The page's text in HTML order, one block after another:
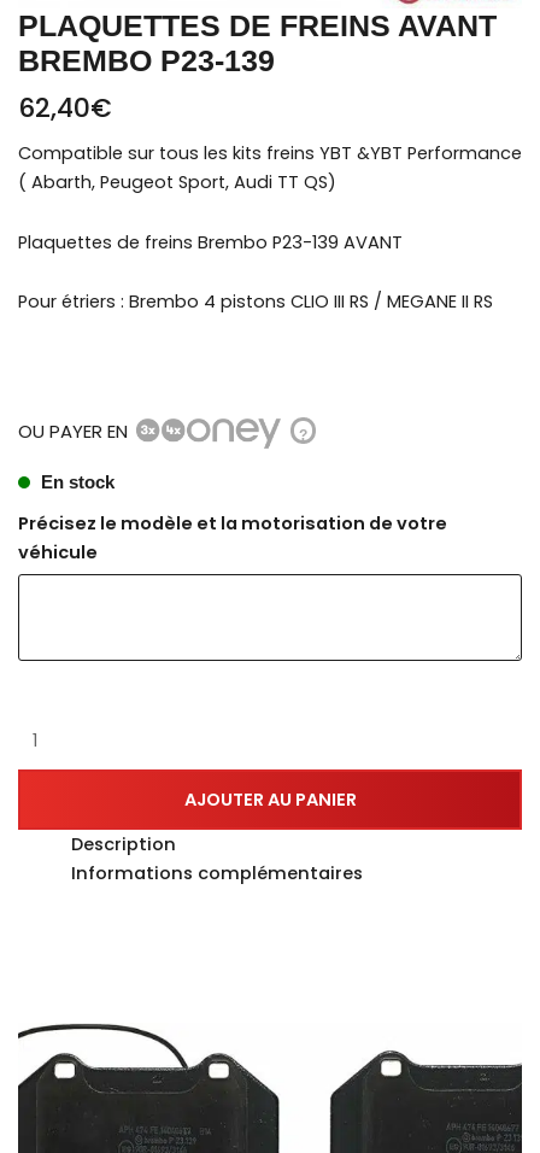
PLAQUETTES DE FREINS AVANT
BREMBO P23-139
62,40€
Compatible sur tous les kits freins YBT &YBT Performance
( Abarth, Peugeot Sport, Audi TT QS)
Plaquettes de freins Brembo P23-139 AVANT
Pour étriers : Brembo 4 pistons CLIO III RS / MEGANE II RS
OU PAYER EN ?
En stock
Précisez le modèle et la motorisation de votre
véhicule
AJOUTER AU PANIER
Description
Informations complémentaires